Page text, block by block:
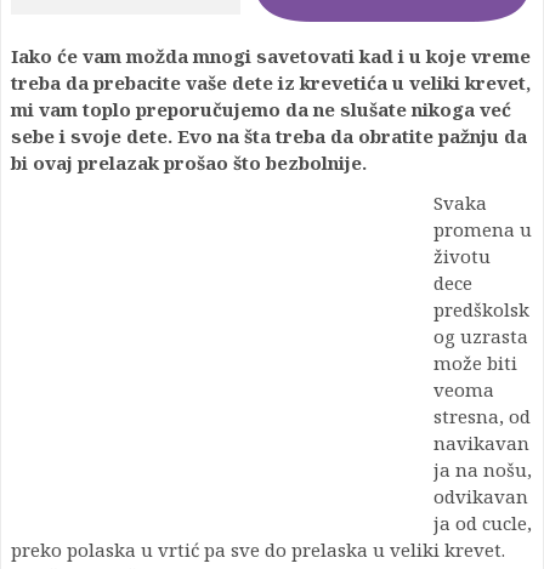
Iako će vam možda mnogi savetovati kad i u koje vreme
treba da prebacite vaše dete iz krevetića u veliki krevet,
mi vam toplo preporučujemo da ne slušate nikoga već
sebe i svoje dete. Evo na šta treba da obratite pažnju da
bi ovaj prelazak prošao što bezbolnije.
Svaka
promena u
životu
dece
predškolsk
og uzrasta
može biti
veoma
stresna, od
navikavan
ja na nošu,
odvikavan
ja od cucle,
preko polaska u vrtić pa sve do prelaska u veliki krevet.